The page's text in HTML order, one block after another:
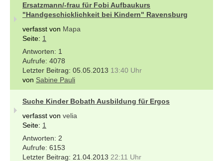
Ersatzmann/-frau für Fobi Aufbaukurs
"Handgeschicklichkeit bei Kindern" Ravensburg
verfasst von Mapa
Seite: 1
1
4078
05.05.2013 13:40 Uhr
von Sabine Pauli
Suche Kinder Bobath Ausbildung für Ergos
verfasst von velia
Seite: 1
2
6153
21.04.2013 22:11 Uhr